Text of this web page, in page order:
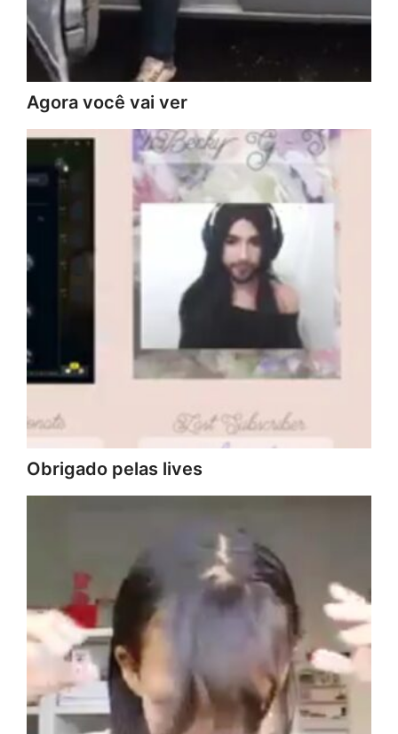
Agora você vai ver
Obrigado pelas lives